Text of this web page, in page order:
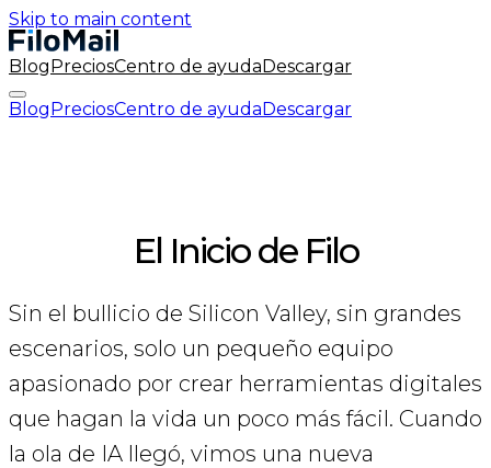
Skip to main content
BlogPreciosCentro de ayudaDescargar
BlogPreciosCentro de ayudaDescargar
El Inicio de Filo
Sin el bullicio de Silicon Valley, sin grandes
escenarios, solo un pequeño equipo
apasionado por crear herramientas digitales
que hagan la vida un poco más fácil. Cuando
la ola de IA llegó, vimos una nueva